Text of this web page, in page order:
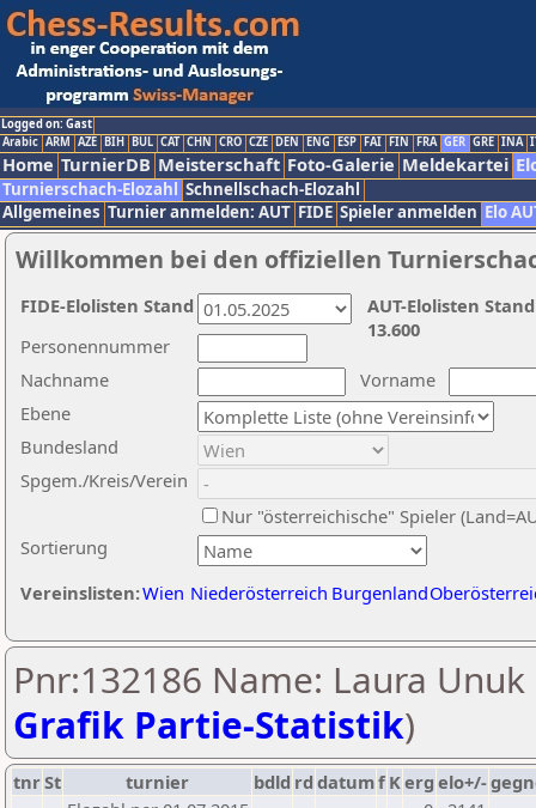
Logged on: Gast
Arabic ARM AZE BIH BUL CAT CHN CRO CZE DEN ENG ESP FAI FIN FRA GER GRE INA
Home TurnierDB Meisterschaft Foto-Galerie Meldekartei
Turnierschach-Elozahl Schnellschach-Elozahl
Allgemeines Turnier anmelden: AUT FIDE Spieler anmelden Elo
Willkommen bei den offiziellen
Nachname
Vorname
Ebene
Sortierung
Personennummer
Bundesland
Spgem./Kreis/Verein
Nur "österreichische" Spieler
Vereinslisten:Wien Niederösterreich Burgenland
AUT-Elolisten
13.600
FIDE-Elolisten Stand
Pnr:132186 Name: Laura Unuk
Grafik Partie-Statistik)
tnrSt turnier bdld rd datumf Kerg elo+/-